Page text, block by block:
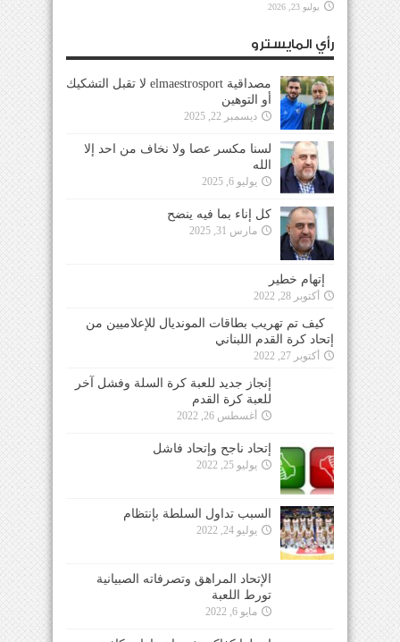
يوليو 23, 2026
رأي المايسترو
مصداقية elmaestrosport لا تقبل التشكيك
أو التوهين
ديسمبر 22, 2025
لسنا مكسر عصا ولا نخاف من احد إلا
الله
يوليو 6, 2025
كل إناء بما فيه ينضح
مارس 31, 2025
إتهام خطير
أكتوبر 28, 2022
كيف تم تهريب بطاقات المونديال للإعلاميين من
إتحاد كرة القدم اللبناني
أكتوبر 27, 2022
إنجاز جديد للعبة كرة السلة وفشل آخر للعبة كرة
إتحاد ناجح وإتحاد فاشل
يوليو 25, 2022
السبب تداول السلطة بإنتظام
يوليو 24, 2022
الإتحاد المراهق وتصرفاته الصبيانية تورط اللعبة
ارحلوا كفاكم تغنٍ بإنتصارات كاذبة وبيع الأوهام